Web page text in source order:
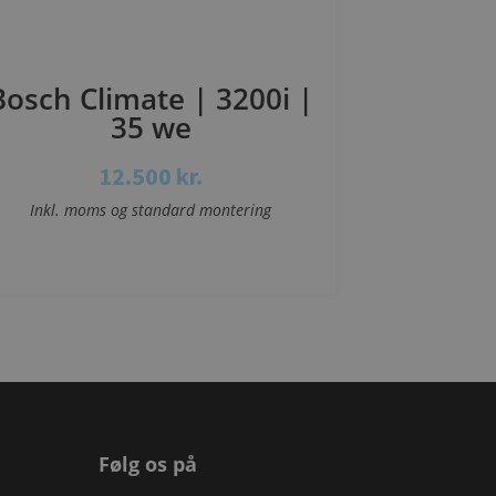
Climate | 3200i |
35 we
12.500 kr.
Inkl. moms og standard montering
Følg os på